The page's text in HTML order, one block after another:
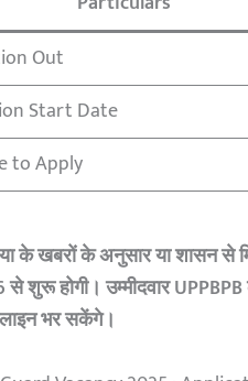
Out
Start Date
to Apply
के खबरों के अनुसार या शासन से
शुरू होगी। उम्मीदवार
भर सकेंगे।